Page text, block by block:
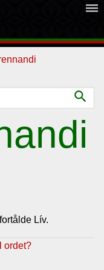
dehaze
search
Lív.
ordet?